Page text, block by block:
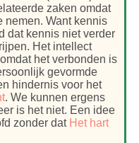
zaken omdat
nemen. Want kennis
dat kennis niet verder
Het intellect
het verbonden is
gevormde
hindernis voor het
. We kunnen ergens
is het niet. Een idee
zonder dat Het hart